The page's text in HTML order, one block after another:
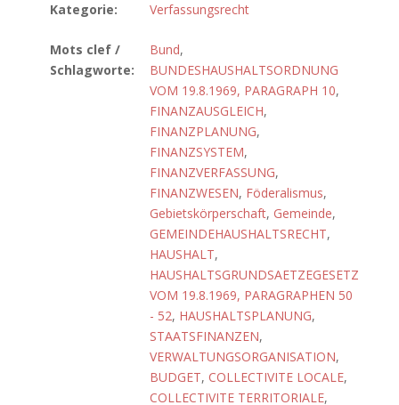
Kategorie:
Verfassungsrecht
Mots clef /
Schlagworte:
Bund,
BUNDESHAUSHALTSORDNUNG
VOM 19.8.1969, PARAGRAPH 10,
FINANZAUSGLEICH,
FINANZPLANUNG,
FINANZSYSTEM,
FINANZVERFASSUNG,
FINANZWESEN, Föderalismus,
Gebietskörperschaft, Gemeinde,
GEMEINDEHAUSHALTSRECHT,
HAUSHALT,
HAUSHALTSGRUNDSAETZEGESETZ
VOM 19.8.1969, PARAGRAPHEN 50
- 52, HAUSHALTSPLANUNG,
STAATSFINANZEN,
VERWALTUNGSORGANISATION,
BUDGET, COLLECTIVITE LOCALE,
COLLECTIVITE TERRITORIALE,